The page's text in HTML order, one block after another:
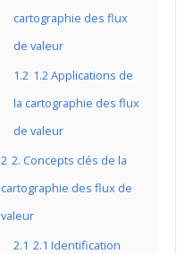
cartographie des flux
de valeur
1.2 1.2 Applications de
la cartographie des flux
de valeur
2 2. Concepts clés de la
cartographie des flux de
valeur
2.1 2.1 Identification